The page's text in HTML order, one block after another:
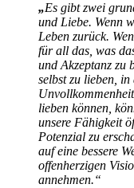
„Es gibt zwei
und Liebe. Wenn
Leben zurück.
für all das, was
und Akzeptanz zu
selbst zu lieben,
lieben können,
unsere Fähigkeit
Potenzial zu
auf eine bessere
offenherzigen
annehmen.“